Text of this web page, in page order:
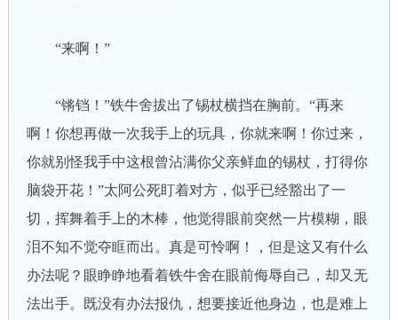
“来啊！”
“锵铛！”铁牛舍拔出了锡杖横挡在胸前。“再来
啊！你想再做一次我手上的玩具，你就来啊！你过来，
你就别怪我手中这根曾沾满你父亲鲜血的锡杖，打得你
脑袋开花！”太阿公死盯着对方，似乎已经豁出了一
切，挥舞着手上的木棒，他觉得眼前突然一片模糊，眼
泪不知不觉夺眶而出。真是可怜啊！，但是这又有什么
办法呢？眼睁睁地看着铁牛舍在眼前侮辱自己，却又无
法出手。既没有办法报仇，想要接近他身边，也是难上